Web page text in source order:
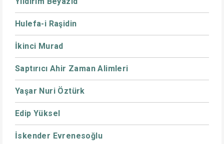
Hulefa-i Raşidin
İkinci Murad
Saptırıcı Ahir Zaman Alimleri
Yaşar Nuri Öztürk
Edip Yüksel
İskender Evrenesoğlu